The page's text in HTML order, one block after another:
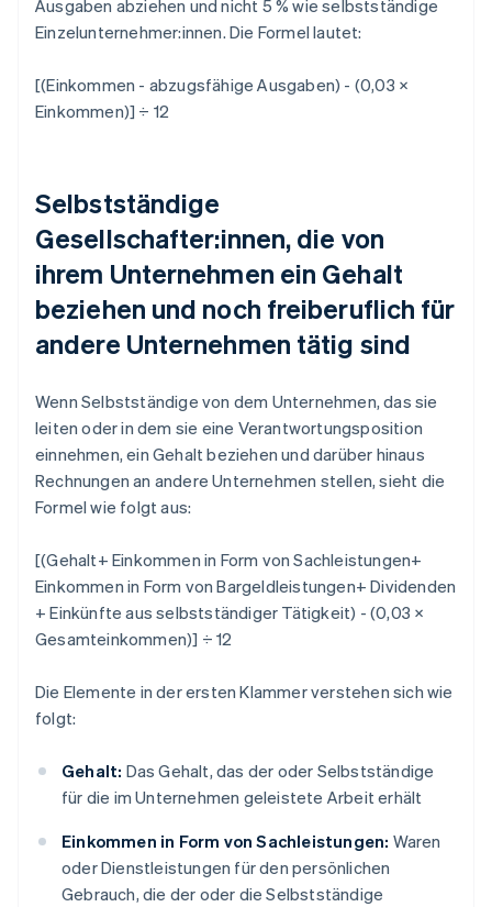
Ausgaben abziehen und nicht 5 % wie selbstständige
Einzelunternehmer:innen. Die Formel lautet:
[(Einkommen - abzugsfähige Ausgaben) - (0,03 ×
Einkommen)] ÷ 12
Selbstständige
Gesellschafter:innen, die von
ihrem Unternehmen ein Gehalt
beziehen und noch freiberuflich für
andere Unternehmen tätig sind
Wenn Selbstständige von dem Unternehmen, das sie
leiten oder in dem sie eine Verantwortungsposition
einnehmen, ein Gehalt beziehen und darüber hinaus
Rechnungen an andere Unternehmen stellen, sieht die
Formel wie folgt aus:
[(Gehalt+ Einkommen in Form von Sachleistungen+
Einkommen in Form von Bargeldleistungen+ Dividenden
+ Einkünfte aus selbstständiger Tätigkeit) - (0,03 ×
Gesamteinkommen)] ÷ 12
Die Elemente in der ersten Klammer verstehen sich wie
folgt:
Gehalt: Das Gehalt, das der oder Selbstständige
für die im Unternehmen geleistete Arbeit erhält
Einkommen in Form von Sachleistungen: Waren
oder Dienstleistungen für den persönlichen
Gebrauch, die der oder die Selbstständige